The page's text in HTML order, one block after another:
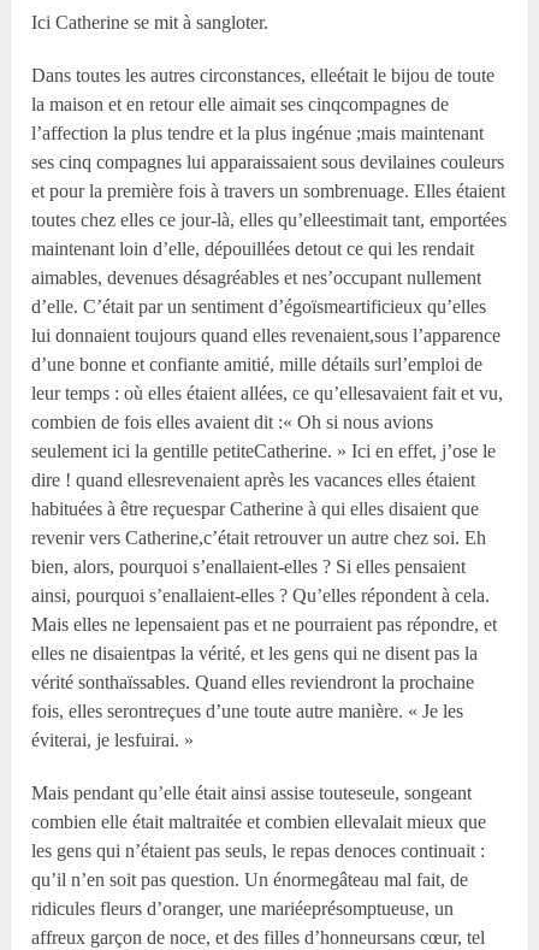
Ici Catherine se mit à sangloter.
Dans toutes les autres circonstances, elleétait le bijou de toute
la maison et en retour elle aimait ses cinqcompagnes de
l’affection la plus tendre et la plus ingénue ;mais maintenant
ses cinq compagnes lui apparaissaient sous devilaines couleurs
et pour la première fois à travers un sombrenuage. Elles étaient
toutes chez elles ce jour-là, elles qu’elleestimait tant, emportées
maintenant loin d’elle, dépouillées detout ce qui les rendait
aimables, devenues désagréables et nes’occupant nullement
d’elle. C’était par un sentiment d’égoïsmeartificieux qu’elles
lui donnaient toujours quand elles revenaient,sous l’apparence
d’une bonne et confiante amitié, mille détails surl’emploi de
leur temps : où elles étaient allées, ce qu’ellesavaient fait et vu,
combien de fois elles avaient dit :« Oh si nous avions
seulement ici la gentille petiteCatherine. » Ici en effet, j’ose le
dire ! quand ellesrevenaient après les vacances elles étaient
habituées à être reçuespar Catherine à qui elles disaient que
revenir vers Catherine,c’était retrouver un autre chez soi. Eh
bien, alors, pourquoi s’enallaient-elles ? Si elles pensaient
ainsi, pourquoi s’enallaient-elles ? Qu’elles répondent à cela.
Mais elles ne lepensaient pas et ne pourraient pas répondre, et
elles ne disaientpas la vérité, et les gens qui ne disent pas la
vérité sonthaïssables. Quand elles reviendront la prochaine
fois, elles serontreçues d’une toute autre manière. « Je les
éviterai, je lesfuirai. »
Mais pendant qu’elle était ainsi assise touteseule, songeant
combien elle était maltraitée et combien ellevalait mieux que
les gens qui n’étaient pas seuls, le repas denoces continuait :
qu’il n’en soit pas question. Un énormegâteau mal fait, de
ridicules fleurs d’oranger, une mariéeprésomptueuse, un
affreux garçon de noce, et des filles d’honneursans cœur, tel